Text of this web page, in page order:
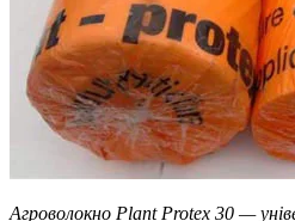
Агроволокно Plant Protex 30 —